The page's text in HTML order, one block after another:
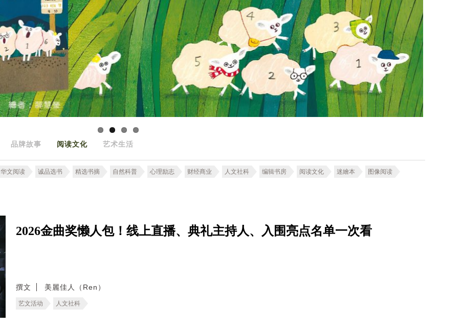
品牌故事 阅读文化 艺术生活
华文阅读 诚品选书 精选书摘 自然科普 心理励志 财经商业 人文社科 编辑书房 阅读文化 迷繪本 图像阅读
2026金曲奖懒人包！线上直播、典礼主持人、入围亮点名单一次看
撰文 美麗佳人（Ren）
艺文活动 人文社科